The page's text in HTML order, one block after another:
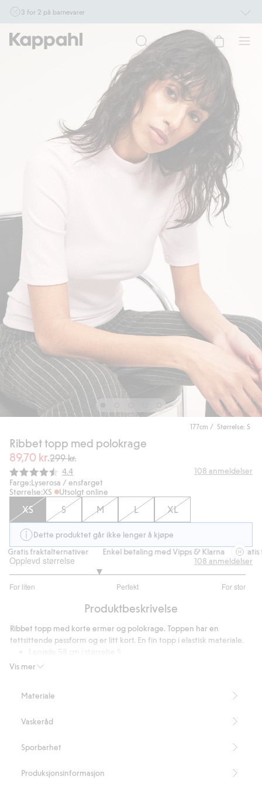
3 for 2 på barnevarer
Ikke Newbie. Gjelder når du handler 2 eller flere varer som inngår i tilbudet tom.
17/8 i butikk & online for deg som er eller blir medlem. Kan ikke kombineres med
andre tilbud eller rabatter.
Handle nå
177cm / Størrelse: S
Ribbet topp med polokrage
89,70 kr.299 kr.
Gjennomsnittskarakter:
4.4 108 anmeldelser
Farge:Lyserosa / ensfarget
Størrelse:XS Utsolgt online
XS S M L XL
Dette produktet går ikke lenger å kjøpe
fraktalternativer
Enkel betaling med Vipps & Klarna Gratis
Opplevd størrelse
For liten Perfekt For stor
av
81
stemmer
108 anmeldelser
Produktbeskrivelse
Vis mer
Ribbet topp med korte ermer og polokrage. Toppen har en
tettsittende passform og er litt kort. En fin topp i elastisk materiale.
Inneholder 72 % resirkulert polyester.
Materiale
Vaskeråd
Sporbarhet
Produksjonsinformasjon